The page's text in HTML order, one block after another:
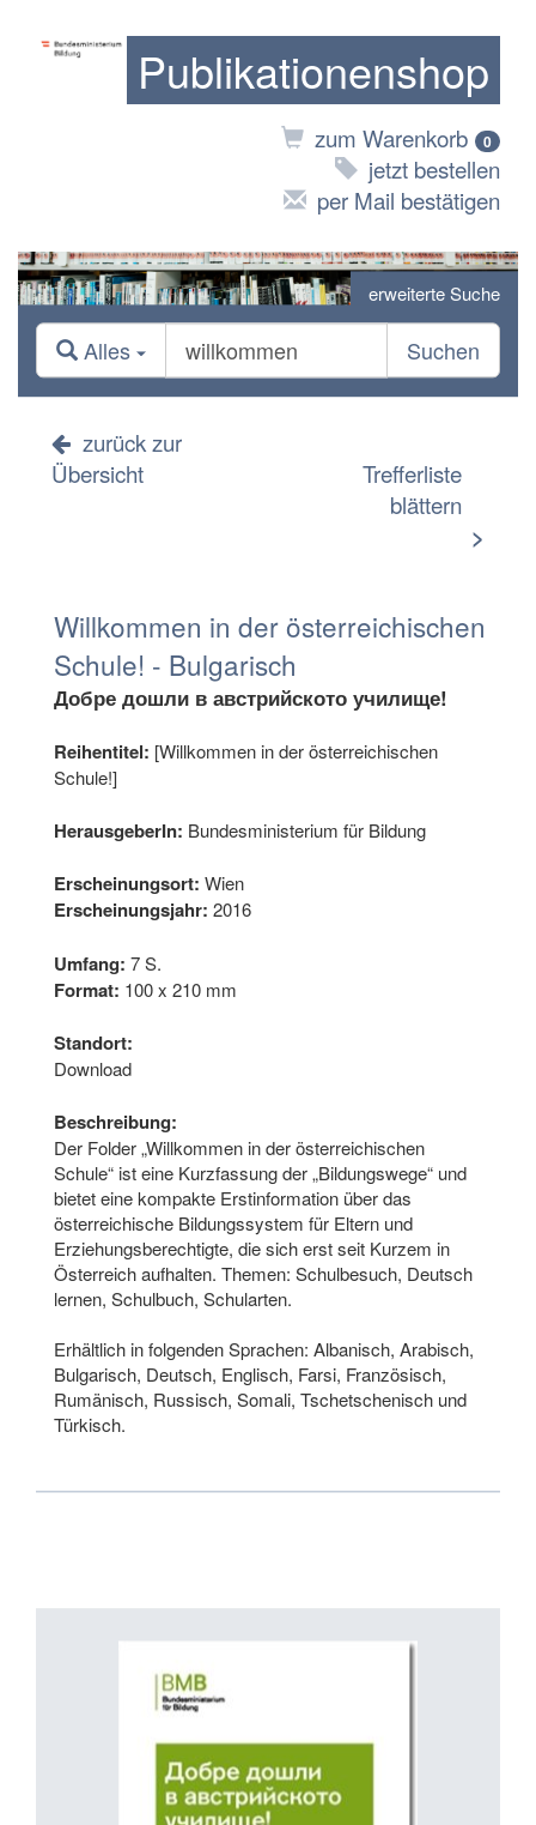
Publikationenshop
zum Warenkorb 0
jetzt bestellen
per Mail bestätigen
erweiterte Suche
Alles Suchen
zurück zur
Übersicht
Trefferliste
blättern
>
Willkommen in der österreichischen
Schule! - Bulgarisch
Добре дошли в австрийското училище!
Reihentitel: [Willkommen in der österreichischen
Schule!]
HerausgeberIn: Bundesministerium für Bildung
Erscheinungsort: Wien
Erscheinungsjahr: 2016
Umfang: 7 S.
Format: 100 x 210 mm
Standort:
Download
Beschreibung:
Der Folder „Willkommen in der österreichischen
Schule“ ist eine Kurzfassung der „Bildungswege“ und
bietet eine kompakte Erstinformation über das
österreichische Bildungssystem für Eltern und
Erziehungsberechtigte, die sich erst seit Kurzem in
Österreich aufhalten. Themen: Schulbesuch, Deutsch
lernen, Schulbuch, Schularten.
Erhältlich in folgenden Sprachen: Albanisch, Arabisch,
Bulgarisch, Deutsch, Englisch, Farsi, Französisch,
Rumänisch, Russisch, Somali, Tschetschenisch und
Türkisch.